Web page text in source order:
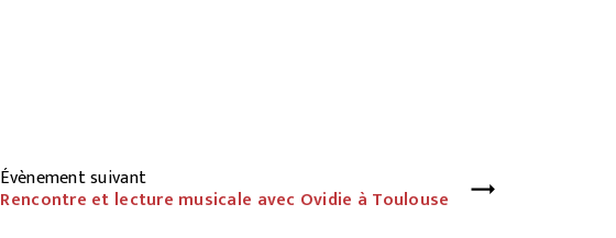
Évènement suivant
Rencontre et lecture musicale avec Ovidie à Toulouse